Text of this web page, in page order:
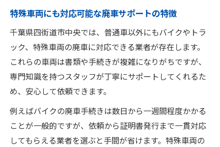
特殊車両にも対応可能な廃車サポートの特徴
千葉県四街道市中央では、普通車以外にもバイクやトラ
ック、特殊車両の廃車に対応できる業者が存在します。
これらの車両は書類や手続きが複雑になりがちですが、
専門知識を持つスタッフが丁寧にサポートしてくれるた
め、安心して依頼できます。
例えばバイクの廃車手続きは数日から一週間程度かかる
ことが一般的ですが、依頼から証明書発行まで一貫対応
してもらえる業者を選ぶと手間が省けます。特殊車両の